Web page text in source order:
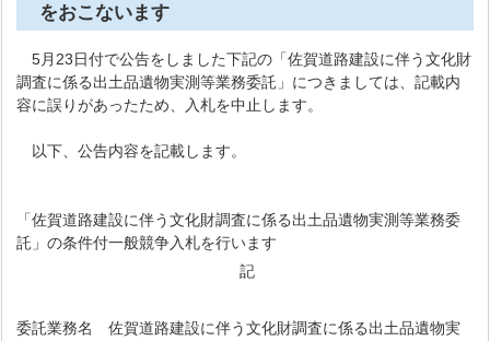
をおこないます
5月23日付で公告をしました下記の「佐賀道路建設に伴う文化財
調査に係る出土品遺物実測等業務委託」につきましては、記載内
容に誤りがあったため、入札を中止します。
以下、公告内容を記載します。
「佐賀道路建設に伴う文化財調査に係る出土品遺物実測等業務委
託」の条件付一般競争入札を行います
記
委託業務名 佐賀道路建設に伴う文化財調査に係る出土品遺物実